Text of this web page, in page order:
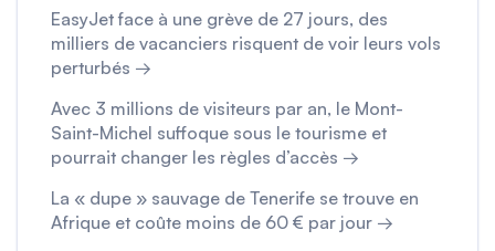
EasyJet face à une grève de 27 jours, des
milliers de vacanciers risquent de voir leurs vols
perturbés →
Avec 3 millions de visiteurs par an, le Mont-
Saint-Michel suffoque sous le tourisme et
pourrait changer les règles d’accès →
La « dupe » sauvage de Tenerife se trouve en
Afrique et coûte moins de 60 € par jour →